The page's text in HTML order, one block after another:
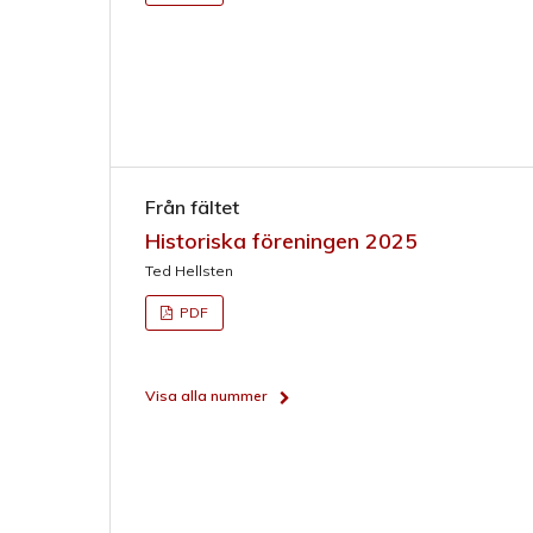
Från fältet
Historiska föreningen 2025
Ted Hellsten
PDF
Visa alla nummer